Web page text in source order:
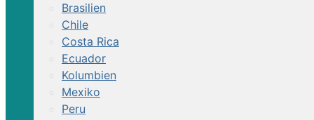
Brasilien
Chile
Costa Rica
Ecuador
Kolumbien
Mexiko
Peru